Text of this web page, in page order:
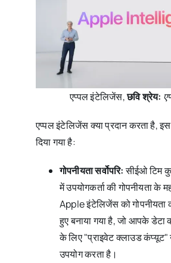
एप्पल इंटेलिजेंस,छवि श्रेय:
एप्पल इंटेलिजेंस क्या प्रदान करता है,
दिया गया है:
गोपनीयता सर्वोपरि:सीईओ टिम
में उपयोगकर्ता की गोपनीयता के
Apple इंटेलिजेंस को गोपनीयता
हुए बनाया गया है, जो आपके डेटा
के लिए "प्राइवेट क्लाउड कंप्यूट"
उपयोग करता है।